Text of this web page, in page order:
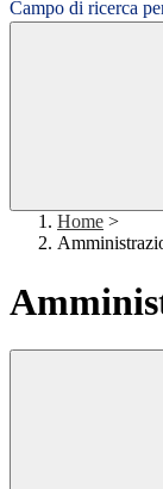
Campo di ricerca
Home >